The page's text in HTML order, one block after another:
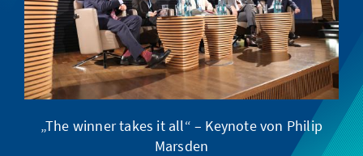
„The winner takes it all“ – Keynote von Philip
Marsden